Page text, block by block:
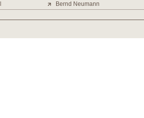
Bernd Neumann